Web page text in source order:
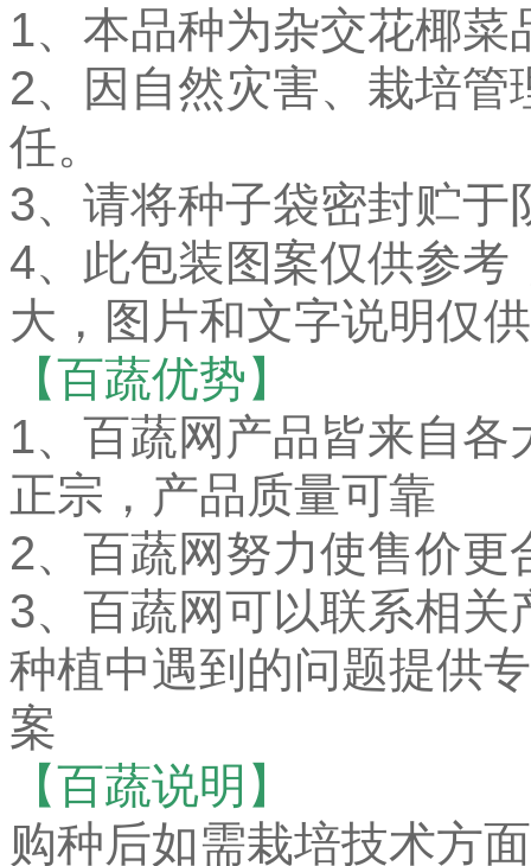
1、本品种为杂交花椰
2、因自然灾害、栽培
任。
3、请将种子袋密封贮于
4、此包装图案仅供参
大，图片和文字说明仅
【百蔬优势】
1、百蔬网产品皆来自
正宗，产品质量可靠
2、百蔬网努力使售价
3、百蔬网可以联系相
种植中遇到的问题提供
案
【百蔬说明】
购种后如需栽培技术方